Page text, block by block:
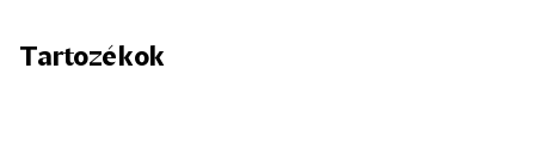
Tartozékok